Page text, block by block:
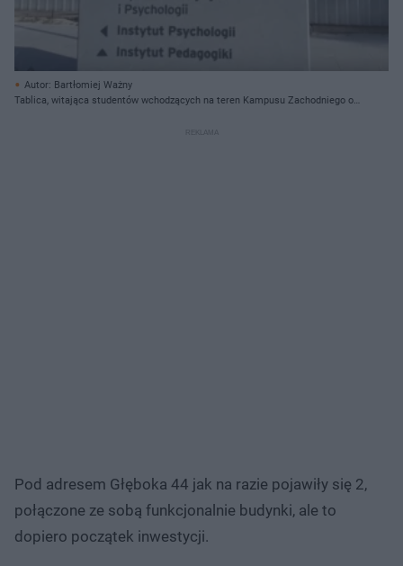
Autor: Bartłomiej Ważny
Tablica, witająca studentów wchodzących na teren Kampusu Zachodniego od
Pod adresem Głęboka 44 jak na razie pojawiły się 2,
połączone ze sobą funkcjonalnie budynki, ale to
dopiero początek inwestycji.